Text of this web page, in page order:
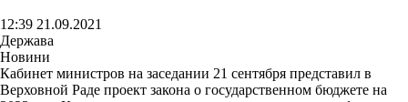
12:39 21.09.2021
Держава
Новини
Кабинет министров на заседании 21 сентября представил в
Верховной Раде проект закона о государственном бюджете на